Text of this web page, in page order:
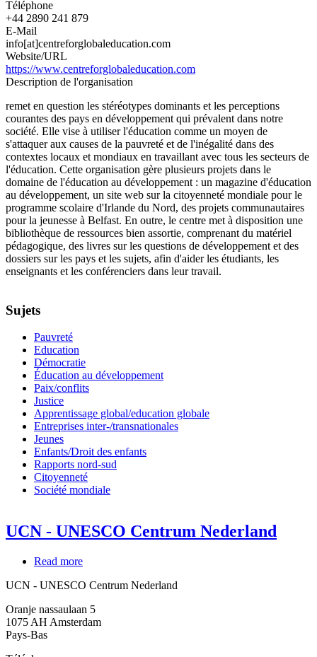
Téléphone
+44 2890 241 879
E-Mail
info[at]centreforglobaleducation.com
Website/URL
https://www.centreforglobaleducation.com
Description de l'organisation
remet en question les stéréotypes dominants et les perceptions
courantes des pays en développement qui prévalent dans notre
société. Elle vise à utiliser l'éducation comme un moyen de
s'attaquer aux causes de la pauvreté et de l'inégalité dans des
contextes locaux et mondiaux en travaillant avec tous les secteurs de
l'éducation. Cette organisation gère plusieurs projets dans le
domaine de l'éducation au développement : un magazine d'éducation
au développement, un site web sur la citoyenneté mondiale pour le
programme scolaire d'Irlande du Nord, des projets communautaires
pour la jeunesse à Belfast. En outre, le centre met à disposition une
bibliothèque de ressources bien assortie, comprenant du matériel
pédagogique, des livres sur les questions de développement et des
dossiers sur les pays et les sujets, afin d'aider les étudiants, les
enseignants et les conférenciers dans leur travail.
Sujets
Pauvreté
Education
Démocratie
Éducation au développement
Paix/conflits
Justice
Apprentissage global/education globale
Entreprises inter-/transnationales
Jeunes
Enfants/Droit des enfants
Rapports nord-sud
Citoyenneté
Société mondiale
UCN - UNESCO Centrum Nederland
Read more
-
Centrum
Nederland
UCN - UNESCO Centrum Nederland
Oranje nassaulaan 5
1075 AH Amsterdam
Pays-Bas